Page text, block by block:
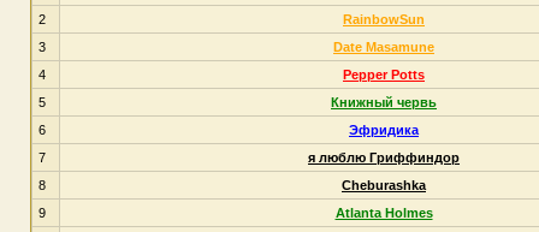
2
RainbowSun
3
Date Masamune
4
Pepper Potts
5
Книжный червь
6
Эфридика
7
я люблю Гриффиндор
8
Cheburashka
9
Atlanta Holmes